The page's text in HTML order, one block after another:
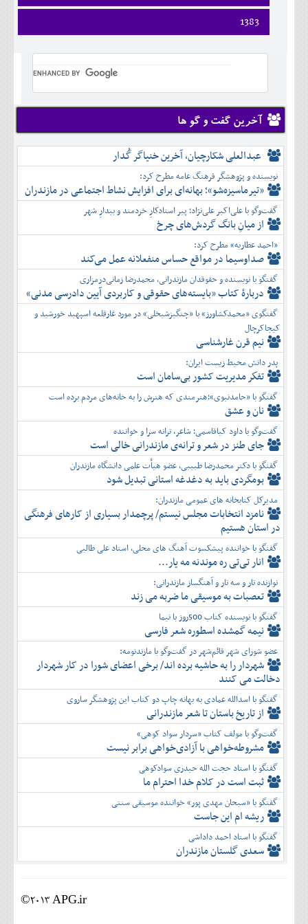
اسفند
دی
بهمن
آبان
آذر
دی
بهمن
شهريور
مهر
آبان
آذر
تير
مرداد
شهريور
مهر
دی
بهمن
اسفند
ارديبهشت
خرداد
تير
مرداد
آبان
آذر
دی
بهمن
اسفند
فروردين
ارديبهشت
خرداد
شهريور
مهر
آبان
آذر
دی
بهمن
اسفند
1383
فروردين
تير
مرداد
شهريور
مهر
آبان
آذر
دی
بهمن
اسفند
آخرین گفت و گو ها
عبدالعلی شکارچیان، آخرین خنیاگر گُدار
نویسنده و پژوهشگر فرهنگ عامه مطرح کرد:
«تیرماسیزه‌شو»؛ بهانه‌ای برای افزایش نشاط اجتماعی در مازندران
گفت‌وگو با علی‌اکبر علی‌نژاد؛ پیر استادکارِ خردمند و بیدارِ شهر
از میانِ بانگ گردش‌های چرخ
«احمد عطاریه» مطرح کرد:
صداوسیما در مواقع حساس منفعلانه عمل می‌کند
گفتگو با نویسنده و حقوقدان مازندرانی، محمدرضا زمانی‌درمزاری
دربارۀ کتاب ”بایسته‌های حقوقی و کاربردی آیین دادرسی مدنی»
گفتگوی «محمدکشاورز» با «چنگیزشیخلی» در مورد غارقلعه اسپهبد خورشید و
کیجاکرچال
نیم قرن غارشناسی
پدر دانش محیط زیست ایران:
تفكر مديريت کشور بی‌سامان است
گفتگو با «حامدنبوی»؛هنرمندی که هنرش را به خانه‌های مردم برده است
نان و عشق
گفت‌وگو با داود کیاقاسمی؛ شاعر، ترانه سرا و خواننده
جای طنز در شعر و ترانه‌ی مازندرانی خالی است
گفتگو با دکتر محمدرضا طبیبی، عضو هیأت علمی دانشگاه مازندران
بومگردی باید به دغدغه استانی تبدیل شود
مدیرکل کتابخانه های عمومی مازندران:
نامزد انتخابات مجلس نیستم/ پرچمدار بسیاری از کارهای فرهنگی
در استان هستیم
گفتگو با خواننده پیشکسوت آهنگ های محلی، استاد علی طالبی
انار تی‌تی ره موندنه مه یار...
نوازنده تار و سه تار و آهنگساز مازندرانی:
تعصبات به موسیقی ما ضربه می زند
گفتگو با نویسنده کتاب 500روز با نیما
نیمه گمشده اسطوره شعر فارسی
عضو شورای شهر قائم‌شهر در گفت‌و‌گو با مازندنومه:
شهردار را به حاشیه برده اند/ برخی اعضای شورا در کار شهردار
دخالت می کنند
گفتگو با اسدالله عمادی به بهانه چاپ دو کتاب این پژوهشگر ساروی
از تاریخ باستان تا شعر مازندرانی
گفت‌وگو با مولف کتاب «سردار سواد کوهی»
مشروطه‌خواهی با آزادی‌خواهی برابر نیست
گفتگو با استاد حجت الله حیدری سوادکوهی
ثبت است در کلام خدا احترام ما
گفتگو با «سبحان مهدی پور» خواننده موسیقی سنتی
ریشه ام این جاست
گفتگو با استاد احمد داداشی
سعدی گلستان مازندران
©2013 APG.ir